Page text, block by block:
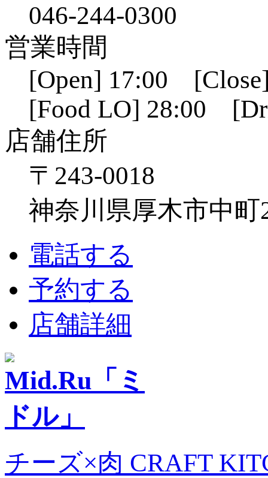
046-244-0300
営業時間
[Open] 17:00
[Food LO] 28:00
店舗住所
〒243-0018
神奈川県厚木市中町
電話する
予約する
店舗詳細
チーズ×肉 CRAFT